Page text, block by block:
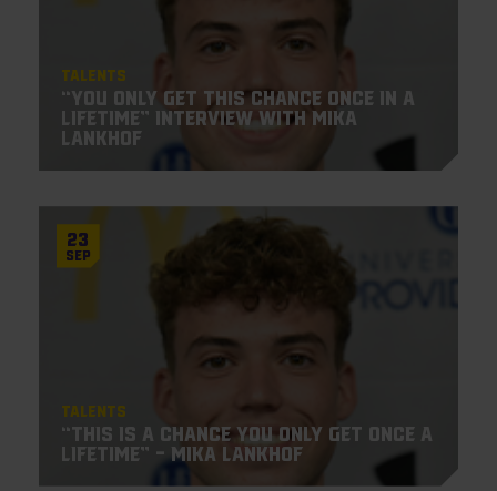
Talents
“You only get this chance once in a
lifetime” Interview with Mika
Lankhof
23
Sep
Talents
“This is a chance you only get once a
lifetime” – Mika Lankhof